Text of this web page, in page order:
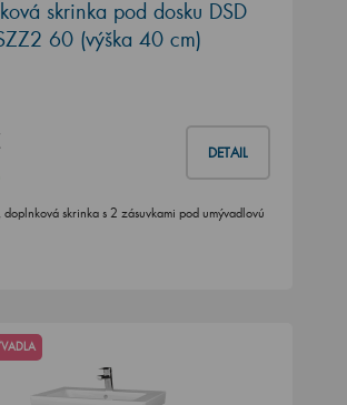
skrinka pod dosku DSD
60 (výška 40 cm)
DETAIL
doplnková skrinka s 2 zásuvkami pod umývadlovú